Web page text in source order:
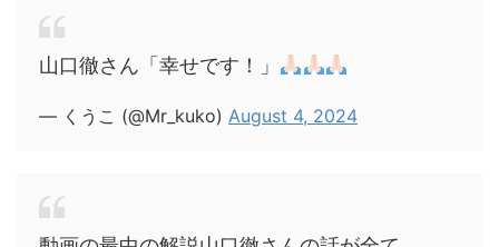
山口徹さん「幸せです！」
— くうこ (@Mr_kuko) August 4, 2024